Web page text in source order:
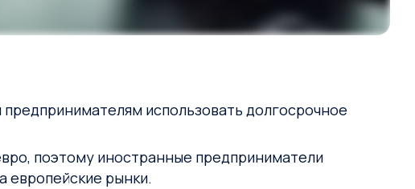
использовать долгосрочное
поэтому иностранные предприниматели
европейские рынки.